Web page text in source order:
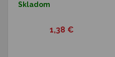
Skladom
1,38 €